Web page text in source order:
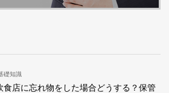
礎知識
食店に忘れ物をした場合どうする？保管